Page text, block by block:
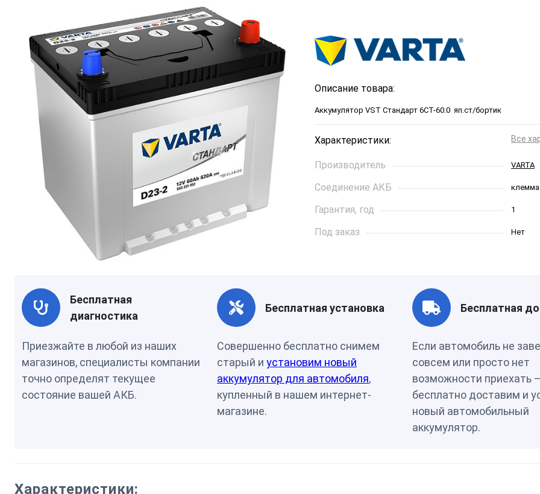
Описание товара:
Аккумулятор VST Стандарт 6СТ-60.0 яп.ст/бортик
Характеристики: Все
Производитель VARTA
Соединение АКБ клемма
Гарантия, год 1
Под заказ Нет
Бесплатная
диагностика
Приезжайте в любой из наших
магазинов, специалисты компании
точно определят текущее
состояние вашей АКБ.
Бесплатная установка
Совершенно бесплатно снимем
старый и установим новый
аккумулятор для автомобиля,
купленный в нашем интернет-
магазине.
Бесплатная
Если автомобиль не
совсем или просто нет
возможности приехать
бесплатно доставим и
новый автомобильный
аккумулятор.
Характеристики: